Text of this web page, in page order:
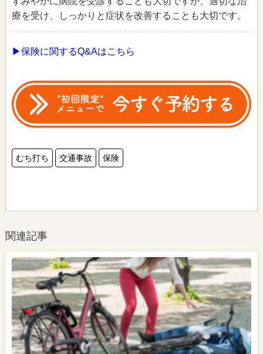
療を受け、しっかりと症状を改善することも大切です。
▶保険に関するQ&Aはこちら
むち打ち 交通事故 保険
関連記事